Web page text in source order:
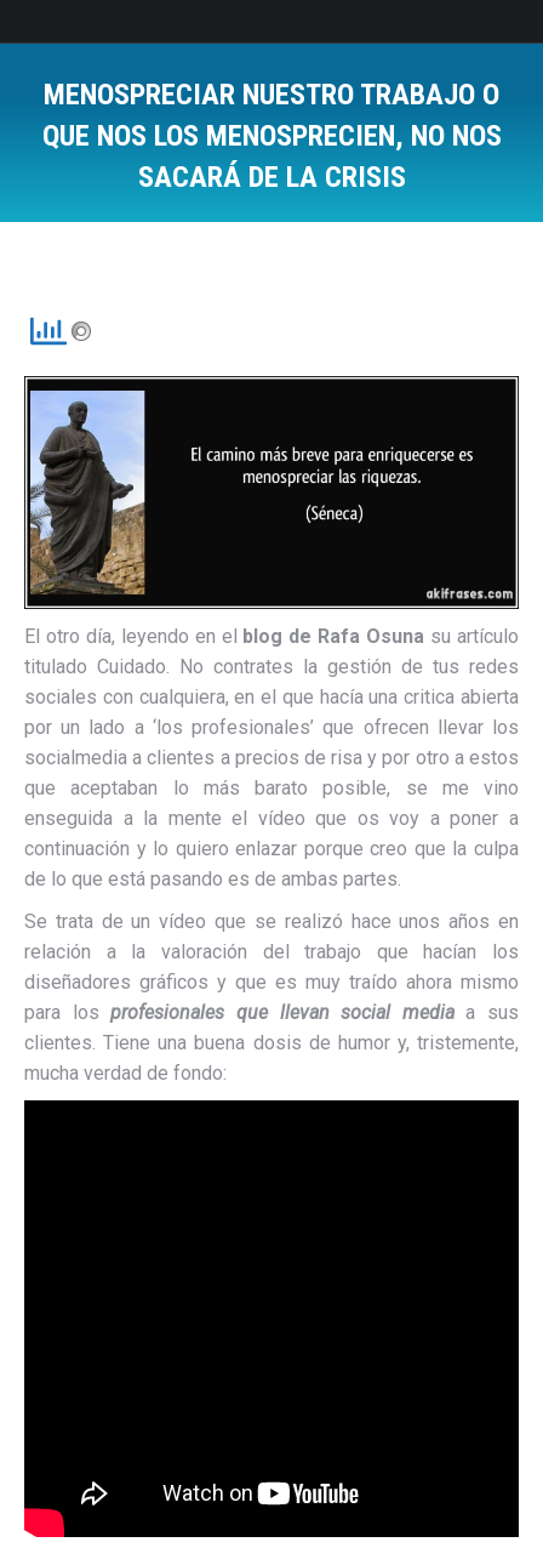
MENOSPRECIAR NUESTRO TRABAJO O
QUE NOS LOS MENOSPRECIEN, NO NOS
SACARÁ DE LA CRISIS
El otro día, leyendo en el blog de Rafa Osuna su artículo
titulado Cuidado. No contrates la gestión de tus redes
sociales con cualquiera, en el que hacía una critica abierta
por un lado a ‘los profesionales’ que ofrecen llevar los
socialmedia a clientes a precios de risa y por otro a estos
que aceptaban lo más barato posible, se me vino
enseguida a la mente el vídeo que os voy a poner a
continuación y lo quiero enlazar porque creo que la culpa
de lo que está pasando es de ambas partes.
Se trata de un vídeo que se realizó hace unos años en
relación a la valoración del trabajo que hacían los
diseñadores gráficos y que es muy traído ahora mismo
para losprofesionales que llevan social mediaa sus
clientes. Tiene una buena dosis de humor y, tristemente,
mucha verdad de fondo: